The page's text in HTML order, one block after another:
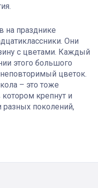
на празднике
Они
с цветами. Каждый
этого большого
цветок.
– это тоже
крепнут и
разных поколений,